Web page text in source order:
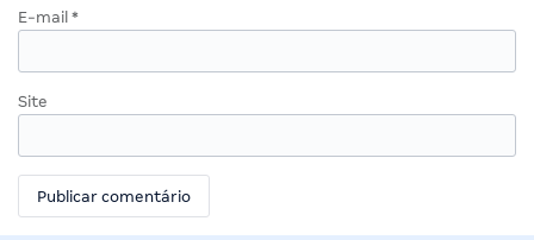
E-mail *
Site